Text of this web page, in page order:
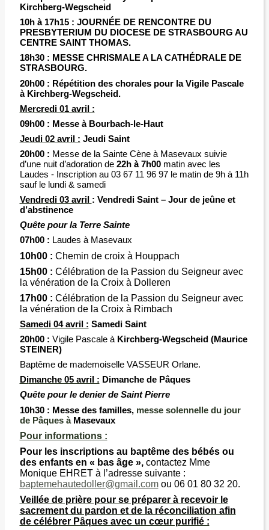
Kirchberg-Wegscheid
10h à 17h15 : JOURNÉE DE RENCONTRE DU
PRESBYTERIUM DU DIOCESE DE STRASBOURG AU
CENTRE SAINT THOMAS.
18h30 : MESSE CHRISMALE A LA CATHÉDRALE DE
STRASBOURG.
20h00 : Répétition des chorales pour la Vigile Pascale
à Kirchberg-Wegscheid.
Mercredi 01 avril :
09h00 : Messe à Bourbach-le-Haut
Jeudi 02 avril : Jeudi Saint
20h00 : Messe de la Sainte Cène à Masevaux suivie
d’une nuit d’adoration de 22h à 7h00matin avec les
Laudes - Inscription au 03 67 11 96 97 le matin de 9h à 11h
sauf le lundi & samedi
Vendredi 03 avril : Vendredi Saint – Jour de jeûne et
d’abstinence
Quête pour la Terre Sainte
07h00 : Laudes à Masevaux
10h00 : Chemin de croix à Houppach
15h00 : Célébration de la Passion du Seigneur avec
la vénération de la Croix à Dolleren
17h00 : Célébration de la Passion du Seigneur avec
la vénération de la Croix à Rimbach
Samedi 04 avril : Samedi Saint
20h00 : Vigile Pascale à Kirchberg-Wegscheid (Maurice
STEINER)
Baptême de mademoiselle VASSEUR Orlane.
Dimanche 05 avril : Dimanche de Pâques
Quête pour le denier de Saint Pierre
10h30 : Messe des familles, messe solennelle du jour
de Pâques àMasevaux
Pour informations :
Pour les inscriptions au baptême des bébés ou
des enfants en « bas âge »,contactez Mme
Monique EHRET à l’adresse suivante :
baptemehautedoller@gmail.comou 06 01 80 32 20.
Veillée de prière pour se préparer à recevoir le
sacrement du pardon et de la réconciliation afin
de célébrer Pâques avec un cœur purifié :